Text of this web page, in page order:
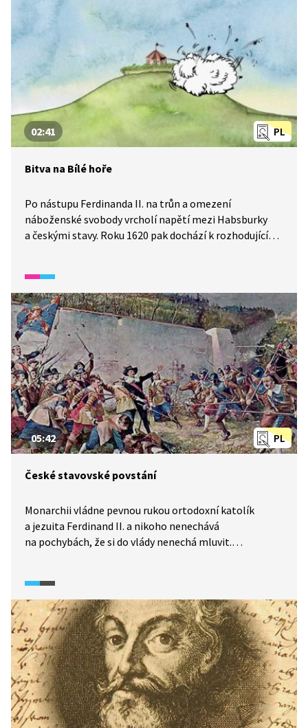
skoro 300 let.
PL
02:41
Bitva na Bílé hoře
Po nástupu Ferdinanda II. na trůn a omezení
náboženské svobody vrcholí napětí mezi Habsburky
a českými stavy. Roku 1620 pak dochází k rozhodující
PL
05:42
České stavovské povstání
Monarchii vládne pevnou rukou ortodoxní katolík
a jezuita Ferdinand II. a nikoho nenechává
na pochybách, že si do vlády nenechá mluvit.
přestřihne. Čechy se bouří, pražskou defenestrací
začíná stavovské povstání, které je po třech letech
na hlavu poraženo, v případě dvaceti sedmi českých
pánů na Staroměstském náměstí v roce 1621 pak
doslova. Ferdinand II. zahajuje tvrdou rekatolizaci
země.